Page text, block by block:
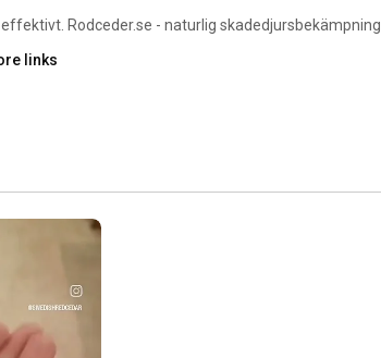
Rodceder.se - naturlig skadedjursbekämpning.
links